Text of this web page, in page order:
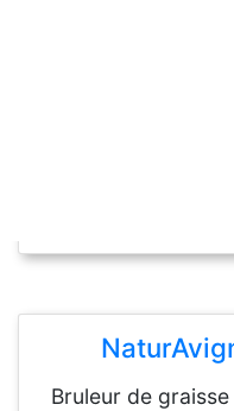
Bruleur de